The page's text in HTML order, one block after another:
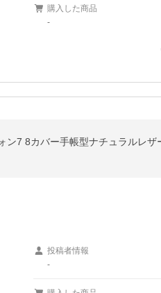
購入した商品
-
7 8カバー手帳型ナチュラルレザ
投稿者情報
-